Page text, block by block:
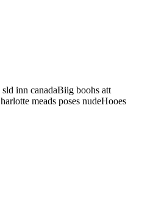
inn canadaBiig boohs att
meads poses nudeHooes